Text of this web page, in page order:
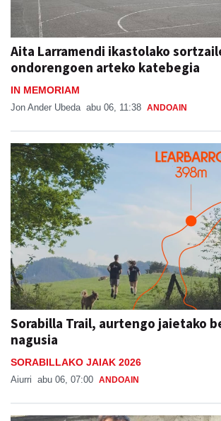
Aita Larramendi ikastolako
ondorengoen arteko katebegia
IN MEMORIAM
Jon Ander Ubeda abu 06, 11:38 ANDOAIN
Sorabilla Trail, aurtengo jaietako
nagusia
SORABILLAKO JAIAK 2026
Aiurri abu 06, 07:00 ANDOAIN